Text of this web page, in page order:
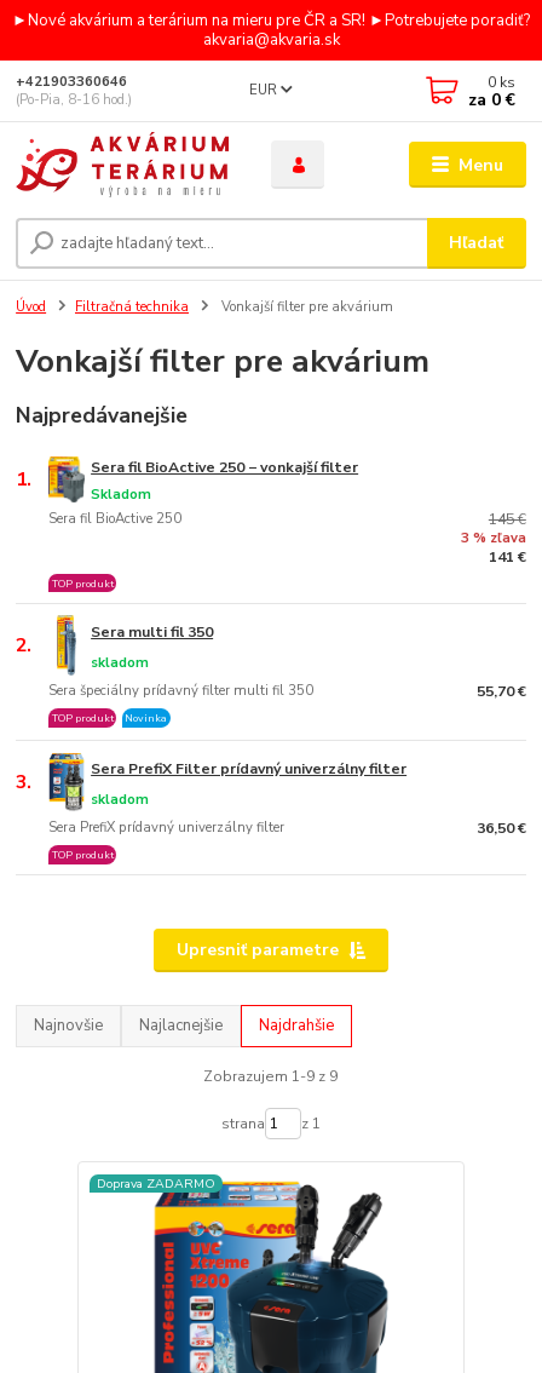
►Nové akvárium a terárium na mieru pre ČR a SR! ►Potrebujete poradiť?
akvaria@akvaria.sk
Menu
EUR
Hľadať
+421903360646
(Po-Pia, 8-16 hod.)
0 ks
za 0 €
Úvod Filtračná technika Vonkajší filter pre akvárium
Vonkajší filter pre akvárium
Najpredávanejšie
1. Sera fil BioActive 250 − vonkajší filter
Sera fil BioActive 250
Skladom
TOP produkt
145 €
3 % zľava
141 €
2. Sera multi fil 350
Sera špeciálny prídavný filter multi fil 350
skladom
TOP produkt Novinka
55,70 €
3. Sera PrefiX Filter prídavný univerzálny filter
Sera PrefiX prídavný univerzálny filter
skladom
TOP produkt
36,50 €
Upresniť parametre
Najnovšie Najlacnejšie Najdrahšie
Zobrazujem 1-9 z 9
strana z 1
Doprava ZADARMO